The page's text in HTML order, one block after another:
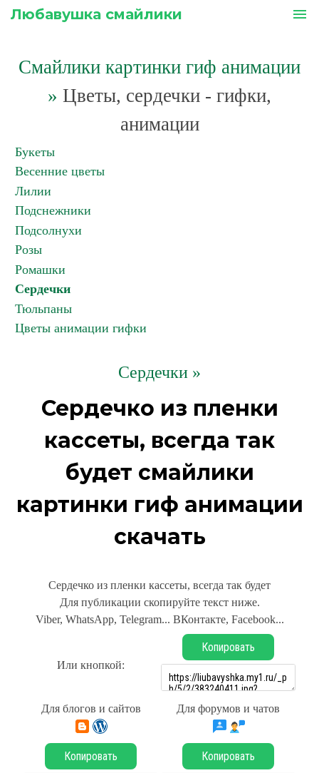
Любавушка смайлики menu
Смайлики картинки гиф анимации
» Цветы, сердечки - гифки,
анимации
Букеты
Весенние цветы
Лилии
Подснежники
Подсолнухи
Розы
Ромашки
Сердечки
Тюльпаны
Цветы анимации гифки
Сердечки »
Сердечко из пленки
кассеты, всегда так
будет смайлики
картинки гиф анимации
скачать
Сердечко из пленки кассеты, всегда так будет
Для публикации скопируйте текст ниже.
Viber, WhatsApp, Telegram... ВКонтакте, Facebook...
Или кнопкой:
Копировать
Для блогов и сайтов Для форумов и чатов
Копировать Копировать